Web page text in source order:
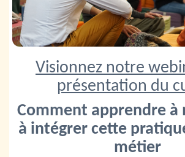
Visionnez notre
présentation du
Comment apprendre à
à intégrer cette
métier